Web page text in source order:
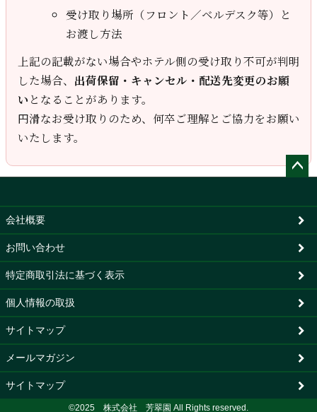
受け取り場所（フロント／ベルデスク等）と
お渡し方法
上記の記載がない場合やホテル側の受け取り不可が判明
した場合、 出荷保留・キャンセル・配送先変更のお願
い となることがあります。
円滑なお受け取りのため、何卒ご理解とご協力をお願い
いたします。
ップ
会社概要
お問い合わせ
特定商取引法に基づく表示
個人情報の取扱
サイトマップ
メールマガジン
サイトマップ
©2025 株式会社 芳翠園 All Rights reserved.